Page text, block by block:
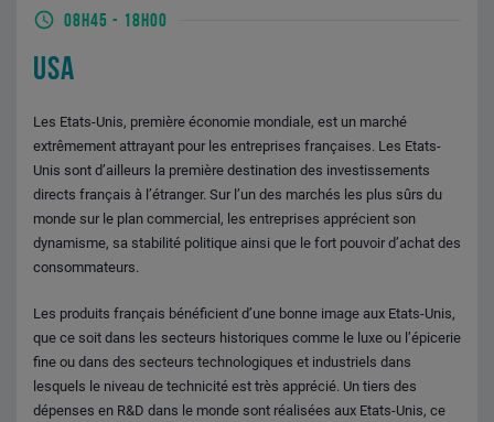
08H45 - 18H00
USA
Les Etats-Unis, première économie mondiale, est un marché
extrêmement attrayant pour les entreprises françaises. Les Etats-
Unis sont d’ailleurs la première destination des investissements
directs français à l’étranger. Sur l’un des marchés les plus sûrs du
monde sur le plan commercial, les entreprises apprécient son
dynamisme, sa stabilité politique ainsi que le fort pouvoir d’achat des
consommateurs.
Les produits français bénéficient d’une bonne image aux Etats-Unis,
que ce soit dans les secteurs historiques comme le luxe ou l’épicerie
fine ou dans des secteurs technologiques et industriels dans
lesquels le niveau de technicité est très apprécié. Un tiers des
dépenses en R&D dans le monde sont réalisées aux Etats-Unis, ce